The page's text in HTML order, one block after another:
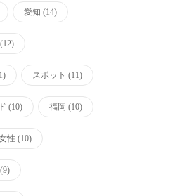
愛知 (14)
(12)
スポット (11)
(10) 福岡 (10)
性 (10)
(9)